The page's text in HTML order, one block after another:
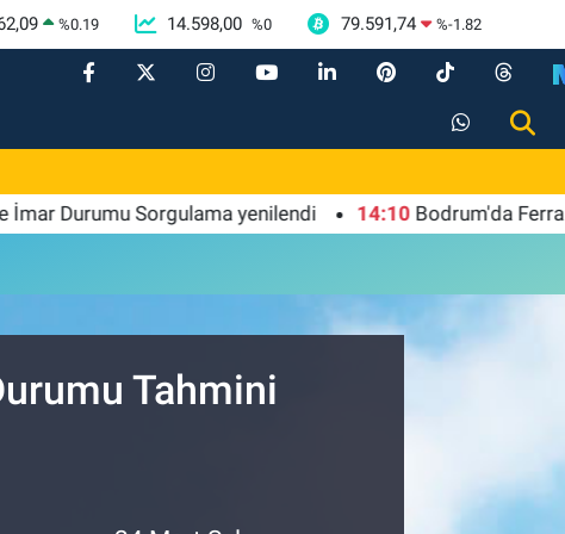
%0.19 14.598,00 %0 79.591,74 %-1.82
Durumu Sorgulama yenilendi 14:10 Bodrum'da Ferrari'li
Tahmini